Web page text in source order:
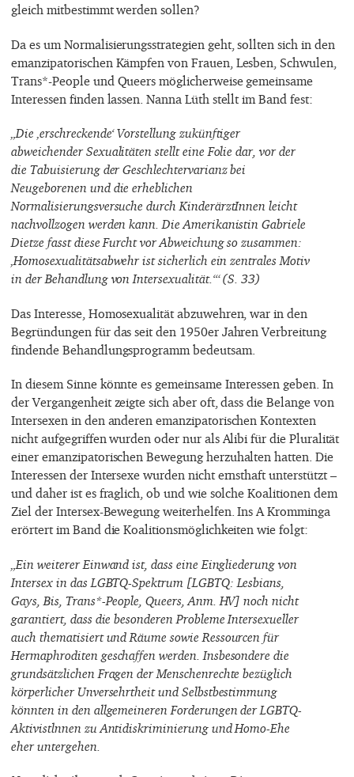
gleich mitbestimmt werden sollen?
Da es um Normalisierungsstrategien geht, sollten sich in den
emanzipatorischen Kämpfen von Frauen, Lesben, Schwulen,
Trans*-People und Queers möglicherweise gemeinsame
Interessen finden lassen. Nanna Lüth stellt im Band fest:
„Die ‚erschreckende‘ Vorstellung zukünftiger
abweichender Sexualitäten stellt eine Folie dar, vor der
die Tabuisierung der Geschlechtervarianz bei
Neugeborenen und die erheblichen
Normalisierungsversuche durch KinderärztInnen leicht
nachvollzogen werden kann. Die Amerikanistin Gabriele
Dietze fasst diese Furcht vor Abweichung so zusammen:
‚Homosexualitätsabwehr ist sicherlich ein zentrales Motiv
in der Behandlung von Intersexualität.‘“ (S. 33)
Das Interesse, Homosexualität abzuwehren, war in den
Begründungen für das seit den 1950er Jahren Verbreitung
findende Behandlungsprogramm bedeutsam.
In diesem Sinne könnte es gemeinsame Interessen geben. In
der Vergangenheit zeigte sich aber oft, dass die Belange von
Intersexen in den anderen emanzipatorischen Kontexten
nicht aufgegriffen wurden oder nur als Alibi für die Pluralität
einer emanzipatorischen Bewegung herzuhalten hatten. Die
Interessen der Intersexe wurden nicht ernsthaft unterstützt –
und daher ist es fraglich, ob und wie solche Koalitionen dem
Ziel der Intersex-Bewegung weiterhelfen. Ins A Kromminga
erörtert im Band die Koalitionsmöglichkeiten wie folgt:
„Ein weiterer Einwand ist, dass eine Eingliederung von
Intersex in das LGBTQ-Spektrum [LGBTQ: Lesbians,
Gays, Bis, Trans*-People, Queers, Anm. HV] noch nicht
garantiert, dass die besonderen Probleme Intersexueller
auch thematisiert und Räume sowie Ressourcen für
Hermaphroditen geschaffen werden. Insbesondere die
grundsätzlichen Fragen der Menschenrechte bezüglich
körperlicher Unversehrtheit und Selbstbestimmung
könnten in den allgemeineren Forderungen der LGBTQ-
Aktivistlnnen zu Antidiskriminierung und Homo-Ehe
eher untergehen.